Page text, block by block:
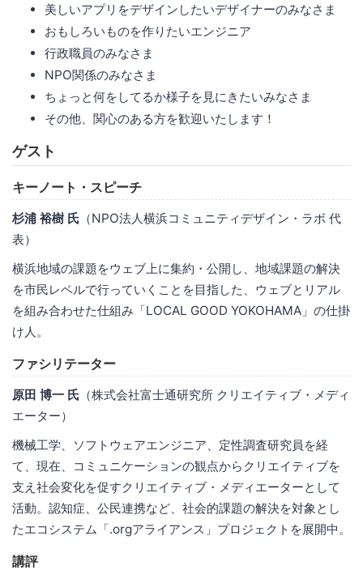
美しいアプリをデザインしたいデザイナーのみなさま
おもしろいものを作りたいエンジニア
行政職員のみなさま
NPO関係のみなさま
ちょっと何をしてるか様子を見にきたいみなさま
その他、関心のある方を歓迎いたします！
ゲスト
キーノート・スピーチ
杉浦 裕樹 氏 （NPO法人横浜コミュニティデザイン・ラボ 代
表）
横浜地域の課題をウェブ上に集約・公開し、地域課題の解決
を市民レベルで行っていくことを目指した、ウェブとリアル
を組み合わせた仕組み「LOCAL GOOD YOKOHAMA」の仕掛
け人。
ファシリテーター
原田 博一 氏 （株式会社富士通研究所 クリエイティブ・メディ
エーター）
機械工学、ソフトウェアエンジニア、定性調査研究員を経
て、現在、コミュニケーションの観点からクリエイティブを
支え社会変化を促すクリエイティブ・メディエーターとして
活動。認知症、公民連携など、社会的課題の解決を対象とし
たエコシステム「.orgアライアンス」プロジェクトを展開中。
講評